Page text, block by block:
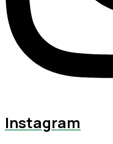
Instagram